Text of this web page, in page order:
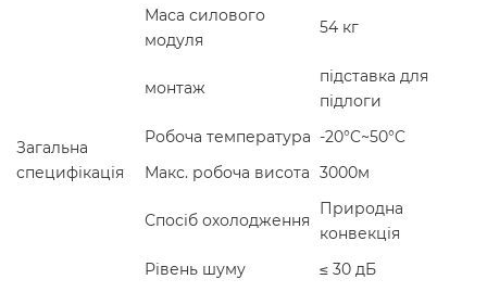
Загальна
специфікація
Маса силового
модуля
54 кг
монтаж
підставка для
підлоги
Робоча температура -20°C~50°C
Макс. робоча висота 3000м
Спосіб охолодження
Природна
конвекція
Рівень шуму
≤ 30 дБ